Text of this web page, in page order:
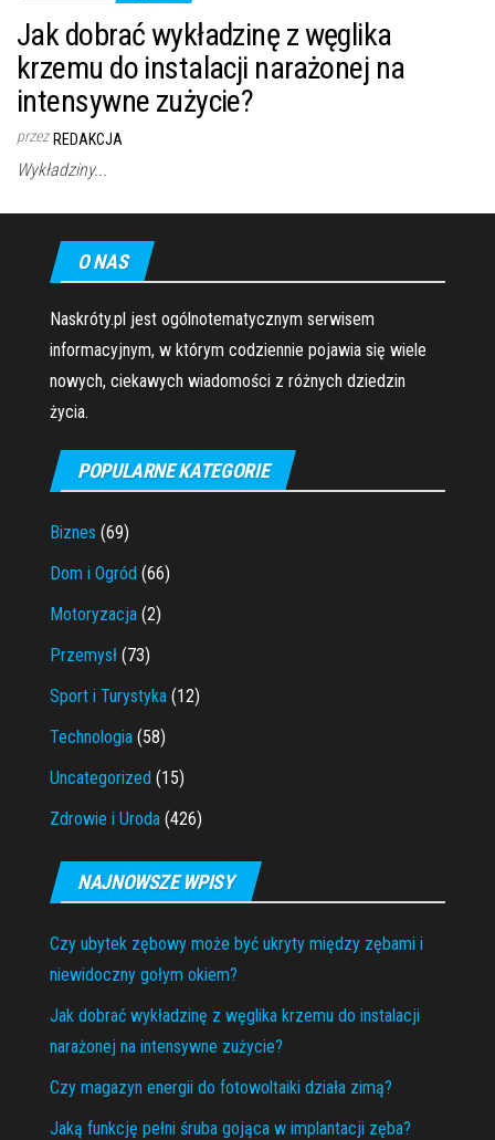
Jak dobrać wykładzinę z węglika
krzemu do instalacji narażonej na
intensywne zużycie?
przez REDAKCJA
Wykładziny...
O NAS
Naskróty.pl jest ogólnotematycznym serwisem
informacyjnym, w którym codziennie pojawia się wiele
nowych, ciekawych wiadomości z różnych dziedzin
życia.
POPULARNE KATEGORIE
Biznes (69)
Dom i Ogród (66)
Motoryzacja (2)
Przemysł (73)
Sport i Turystyka (12)
Technologia (58)
Uncategorized (15)
Zdrowie i Uroda (426)
NAJNOWSZE WPISY
Czy ubytek zębowy może być ukryty między zębami i
niewidoczny gołym okiem?
Jak dobrać wykładzinę z węglika krzemu do instalacji
narażonej na intensywne zużycie?
Czy magazyn energii do fotowoltaiki działa zimą?
Jaką funkcję pełni śruba gojąca w implantacji zęba?